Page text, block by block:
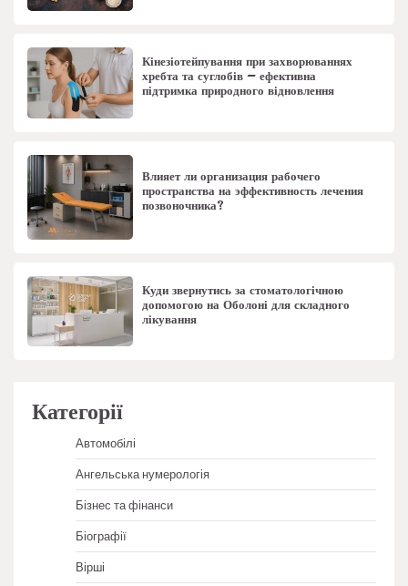
Кінезіотейпування при захворюваннях
хребта та суглобів – ефективна
підтримка природного відновлення
Влияет ли организация рабочего
пространства на эффективность лечения
позвоночника?
Куди звернутись за стоматологічною
допомогою на Оболоні для складного
лікування
Категорії
Автомобілі
Ангельська нумерологія
Бізнес та фінанси
Біографії
Вірші